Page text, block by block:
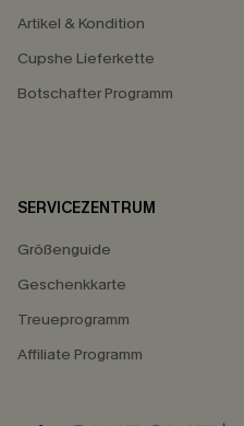
Artikel & Kondition
Cupshe Lieferkette
Botschafter Programm
SERVICEZENTRUM
Größenguide
Geschenkkarte
Treueprogramm
Affiliate Programm